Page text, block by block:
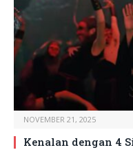
NOVEMBER 21, 2025
Kenalan dengan 4